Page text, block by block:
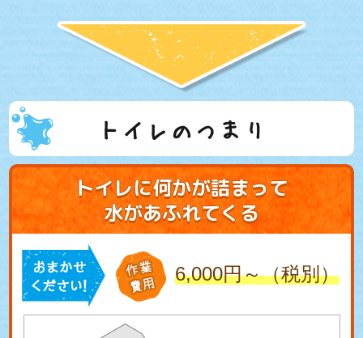
トイレのつまり
トイレに何かが詰まって
水があふれてくる
6,000円～（税別）